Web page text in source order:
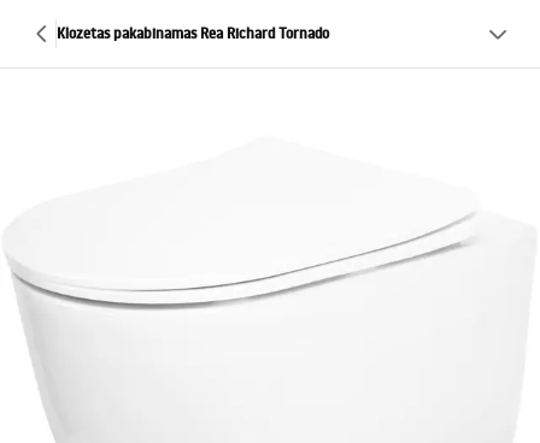
Klozetas pakabinamas Rea Richard Tornado